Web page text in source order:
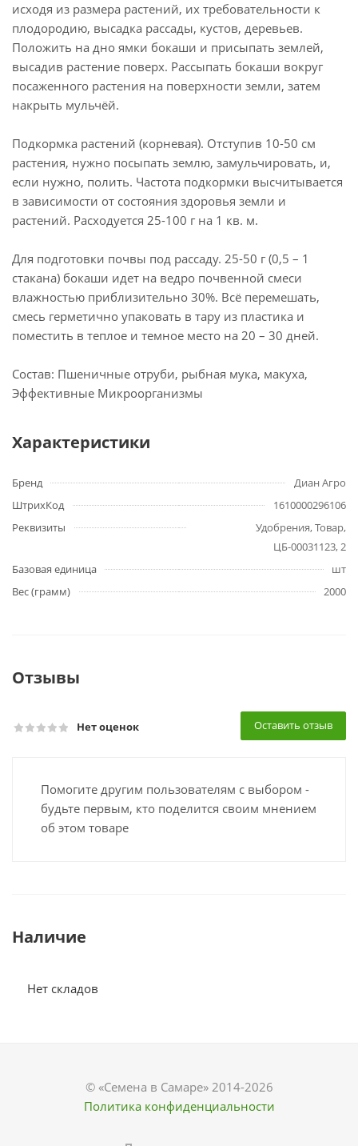
исходя из размера растений, их требовательности к
плодородию, высадка рассады, кустов, деревьев.
Положить на дно ямки бокаши и присыпать землей,
высадив растение поверх. Рассыпать бокаши вокруг
посаженного растения на поверхности земли, затем
накрыть мульчёй.
Подкормка растений (корневая). Отступив 10-50 см
растения, нужно посыпать землю, замульчировать, и,
если нужно, полить. Частота подкормки высчитывается
в зависимости от состояния здоровья земли и
растений. Расходуется 25-100 г на 1 кв. м.
Для подготовки почвы под рассаду. 25-50 г (0,5 – 1
стакана) бокаши идет на ведро почвенной смеси
влажностью приблизительно 30%. Всё перемешать,
смесь герметично упаковать в тару из пластика и
поместить в теплое и темное место на 20 – 30 дней.
Состав: Пшеничные отруби, рыбная мука, макуха,
Эффективные Микроорганизмы
Характеристики
Бренд
Диан Агро
ШтрихКод
1610000296106
Реквизиты
Удобрения, Товар,
ЦБ-00031123, 2
Базовая единица
шт
Вес (грамм)
2000
Отзывы
Нет оценок Оставить отзыв
Помогите другим пользователям с выбором -
будьте первым, кто поделится своим мнением
об этом товаре
Наличие
Нет складов
© «Семена в Самаре» 2014-2026
Политика конфиденциальности